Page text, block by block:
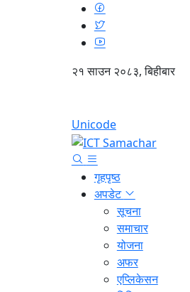
२१ साउन २०८३, बिहीबार
Unicode
गृहपृष्ठ
अपडेट
सूचना
समाचार
योजना
अफर
एप्लिकेसन